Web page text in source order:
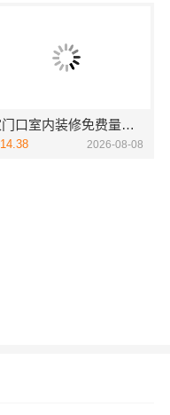
家门口室内装修免费量房，浙江宜美嘉装饰贴心服务
2026-08-08